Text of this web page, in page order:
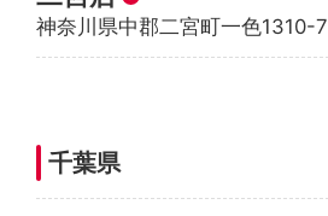
神奈川県中郡二宮町一色1310-7
千葉県